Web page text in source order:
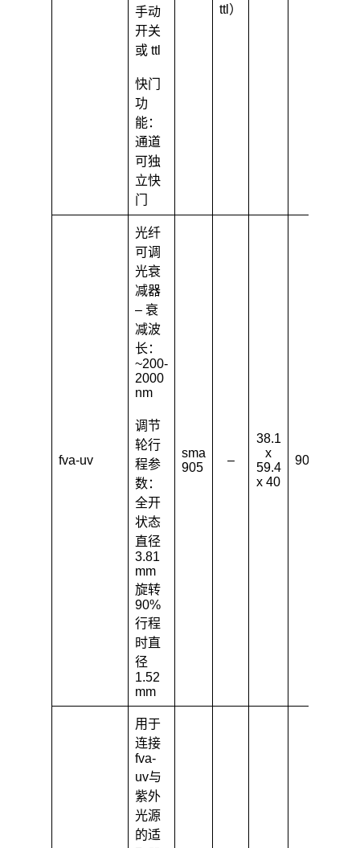
手动
开关
或 ttl
快门
功
能：
通道
可独
立快
门
ttl）
fva-uv
光纤
可调
光衰
减器
– 衰
减波
长：
~200-
2000
nm
调节
轮行
程参
数：
全开
状态
直径
3.81
mm
旋转
90%
行程
时直
径
1.52
mm
sma
905
–
38.1
x
59.4
x 40
90
用于
连接
fva-
uv与
紫外
光源
的适